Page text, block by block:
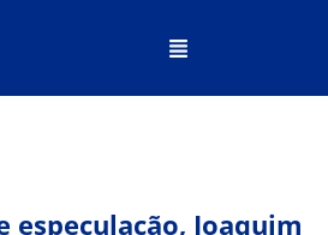
especulação, Joaquim